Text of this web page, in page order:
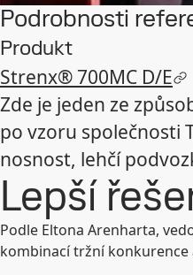
Podrobnosti
Produkt
Strenx® 700MC D/E
Zde je jeden ze
po vzoru společnosti
nosnost, lehčí
Lepší
Podle Eltona Arenharta,
kombinací tržní konkurence